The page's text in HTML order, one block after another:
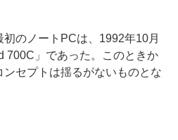
のノートPCは、1992年10月
700C」であった。このときか
セプトは揺るがないものとな